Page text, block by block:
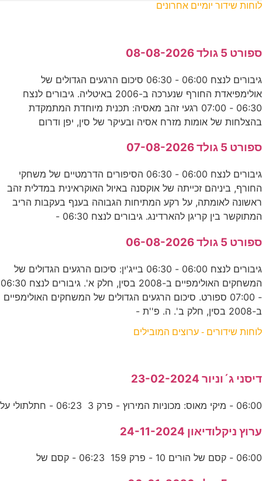
לוחות שידור יומיים אחרונים
ספורט 5 גולד 08-08-2026
גיבורים לנצח 06:00 - 06:30 סיכום הרגעים הגדולים של
אולימפיאדת החורף שנערכה ב-2006 באיטליה. גיבורים לנצח
06:30 - 07:00 רגעי זהב מאסיה: תכנית מיוחדת המתמקדת
בהצלחות של אומות מזרח אסיה ובעיקר של סין, יפן ודרום
ספורט 5 גולד 07-08-2026
גיבורים לנצח 06:00 - 06:30 הסיפורים הדרמטיים של משחקי
החורף, ביניהם זכייתה של אוקסנה באיול האוקראינית במדלית זהב
ראשונה לאומתה, על רקע המתיחות הגבוהה בענף בעקבות הריב
המתוקשר בין קריגן להארדינג. גיבורים לנצח 06:30 -
ספורט 5 גולד 06-08-2026
גיבורים לנצח 06:00 - 06:30 בייג'ין: סיכום הרגעים הגדולים של
המשחקים האולימפיים ב-2008 בסין, חלק א'. גיבורים לנצח 06:30
- 07:00 ספורט. סיכום הרגעים הגדולים של המשחקים האולימפיים
ב-2008 בסין, חלק ב'. ה. פ''ת -
לוחות שידורים - ערוצים המובילים
דיסני ג´וניור 23-02-2024
06:00 - מיקי מאוס: מכוניות המירוץ - פרק 3 06:23 - חתלתולי על
ערוץ ניקלודיאון 24-11-2024
06:00 - קסם של הורים 10 - פרק 159 06:23 - קסם של